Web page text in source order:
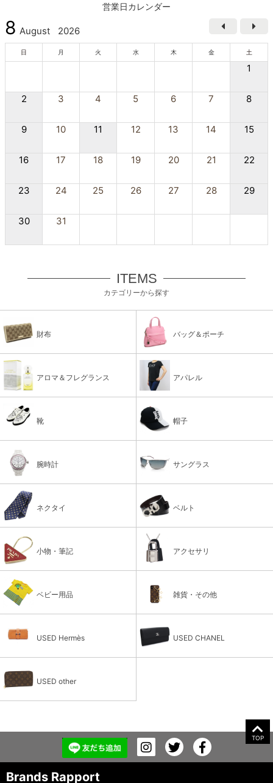
営業日カレンダー
8 August 2026
日 月 火 水 木 金 土
1
2 3 4 5 6 7 8
9 10 11 12 13 14 15
16 17 18 19 20 21 22
23 24 25 26 27 28 29
30 31
ITEMS
カテゴリーから探す
財布 バッグ＆ポーチ
アロマ＆フレグランス アパレル
靴 帽子
腕時計 サングラス
ネクタイ ベルト
小物・筆記 アクセサリ
ベビー用品 雑貨・その他
USED Hermès USED CHANEL
USED other
TOP
Brands Rapport